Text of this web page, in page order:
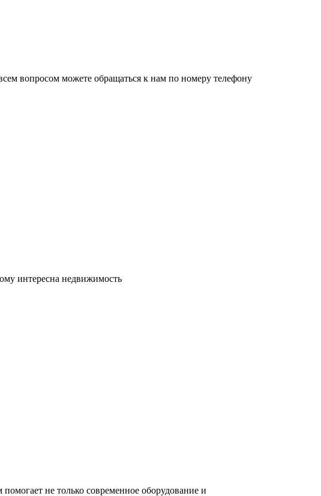
вопросом можете обращаться к нам по номеру телефону
интересна недвижимость
не только современное оборудование и